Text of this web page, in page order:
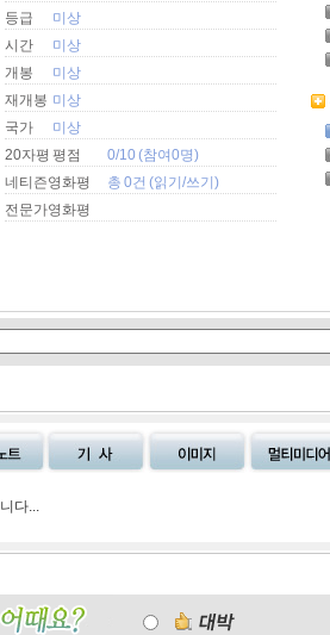
등급
미상
시간
미상
개봉
미상
재개봉 미상
국가
미상
20자평 평점
0/10 (참여0명)
네티즌영화평
총 0건 (읽기 /쓰기 )
전문가영화평
다...